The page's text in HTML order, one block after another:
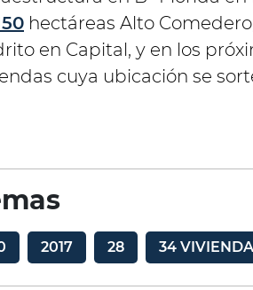
hectáreas Alto
en Capital, y en los
cuya ubicación se
2017 28 34